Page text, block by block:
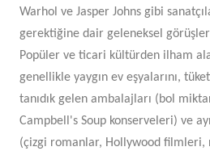
Warhol ve Jasper Johns gibi
gerektiğine dair geleneksel
Popüler ve ticari kültürden ilham
genellikle yaygın ev eşyalarını,
tanıdık gelen ambalajları (bol
Campbell's Soup konserveleri) ve
(çizgi romanlar, Hollywood filmleri,